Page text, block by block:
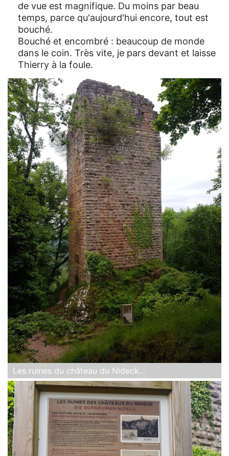
de vue est magnifique. Du moins par beau
temps, parce qu'aujourd'hui encore, tout est
bouché.
Bouché et encombré : beaucoup de monde
dans le coin. Très vite, je pars devant et laisse
Thierry à la foule.
Les ruines du château du Nideck...